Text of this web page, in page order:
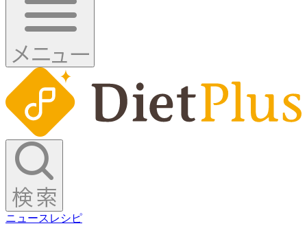
ニュース レシピ